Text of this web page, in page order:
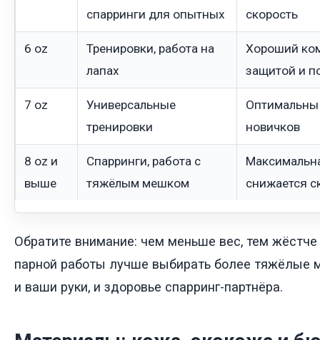
спарринги для опытных
скорость
6 oz
Тренировки, работа на
лапах
Хороший
защитой и
7 oz
Универсальные
тренировки
новичков
8 oz и
выше
Спарринги, работа с
тяжёлым мешком
снижается
Обратите внимание: чем меньше вес, тем
парной работы лучше выбирать более тяжёлые
и ваши руки, и здоровье спарринг-партнёра.